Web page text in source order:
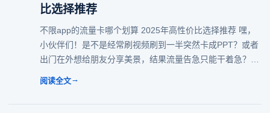
比选择推荐
不限app的流量卡哪个划算 2025年高性价比选择推荐 嘿，
小伙伴们！是不是经常刷视频刷到一半突然卡成PPT？或者
出门在外想给朋友分享美景，结果流量告急只能干着急？
阅读全文→